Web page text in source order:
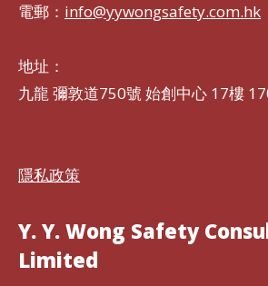
電郵： info@yywongsafety.com.hk
地址：
九龍 彌敦道750號 始創中心 17樓
隱私政策
Y. Y. Wong Safety
Limited